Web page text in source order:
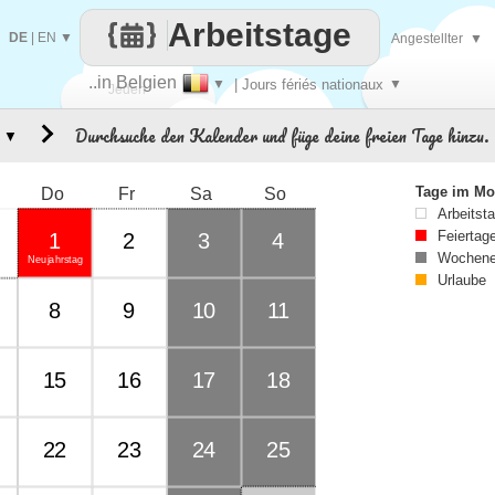
Jeden
..in Belgien ▼ | Jours fériés nationaux ▼
Arbeitstage
DE EN ▼ Angestellter ▼
Durchsuche den Kalender und füge deine freien Tage hinzu.
Do Fr Sa So
Neujahrstag
1 2 3 4
8 9 10 11
15 16 17 18
22 23 24 25
▼
Tage im
Urlaube